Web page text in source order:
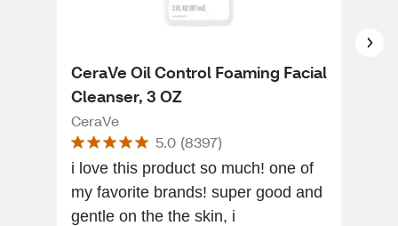
CeraVe Oil Control Foaming Facial
Cleanser, 3 OZ
CeraVe
5.0 (8397)
i love this product so much! one of
my favorite brands! super good and
gentle on the the skin, i